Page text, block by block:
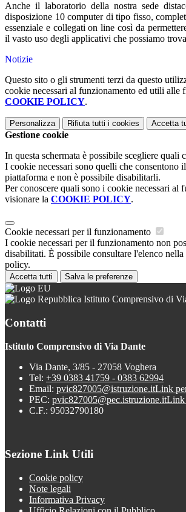
Anche il laboratorio della nostra sede
disposizione 10 computer di tipo fisso,
essenziale e collegati on line così da
il vasto uso degli applicativi che possiamo
Notizie
Questo sito o gli strumenti terzi da questo
cookie necessari al funzionamento ed utili alle
COOKIE POLICY.
Personalizza Rifiuta tutti i cookies Accetta
Gestione cookie
In questa schermata è possibile scegliere quali
I cookie necessari sono quelli che consentono
piattaforma e non è possibile disabilitarli.
Per conoscere quali sono i cookie necessari al
visionare la COOKIE POLICY.
Cookie necessari per il funzionamento
I cookie necessari per il funzionamento non
disabilitati. È possibile consultare l'elenco
policy.
Accetta tutti Salva le preferenze
Istituto Comprensivo di
Contatti
Istituto Comprensivo di Via Dante
Via Dante, 3/85 - 27058 Voghera
Tel: +39 0383 41759 - 0383 62994
Email: pvic827005@istruzione.itLink
PEC: pvic827005@pec.istruzione.itLink
C.F.: 95032790180
Sezione Link Utili
Cookie policy
Note legali
Informativa Privacy